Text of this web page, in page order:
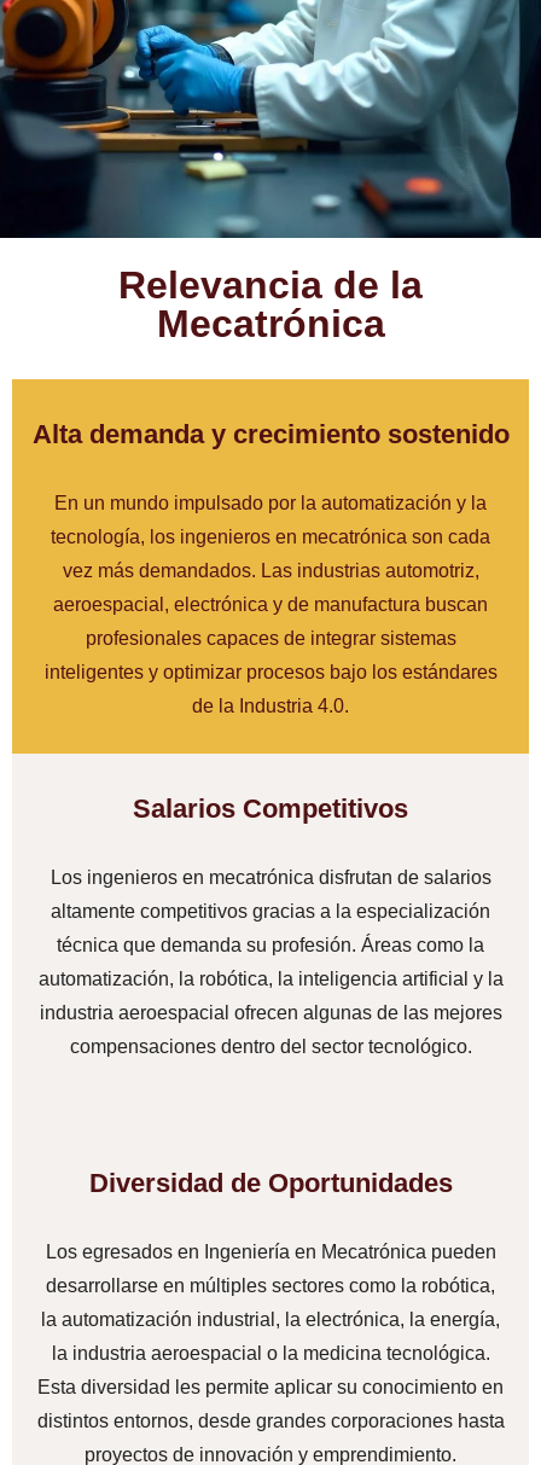
Relevancia de la
Mecatrónica
Alta demanda y crecimiento sostenido
En un mundo impulsado por la automatización y la
tecnología, los ingenieros en mecatrónica son cada
vez más demandados. Las industrias automotriz,
aeroespacial, electrónica y de manufactura buscan
profesionales capaces de integrar sistemas
inteligentes y optimizar procesos bajo los estándares
de la Industria 4.0.
Salarios Competitivos
Los ingenieros en mecatrónica disfrutan de salarios
altamente competitivos gracias a la especialización
técnica que demanda su profesión. Áreas como la
automatización, la robótica, la inteligencia artificial y la
industria aeroespacial ofrecen algunas de las mejores
compensaciones dentro del sector tecnológico.
Diversidad de Oportunidades
Los egresados en Ingeniería en Mecatrónica pueden
desarrollarse en múltiples sectores como la robótica,
la automatización industrial, la electrónica, la energía,
la industria aeroespacial o la medicina tecnológica.
Esta diversidad les permite aplicar su conocimiento en
distintos entornos, desde grandes corporaciones hasta
proyectos de innovación y emprendimiento.